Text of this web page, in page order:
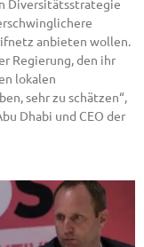
Diversitätsstrategie
anbieten wollen.
Regierung, den ihr
lokalen
sehr zu schätzen“,
Dhabi und CEO der